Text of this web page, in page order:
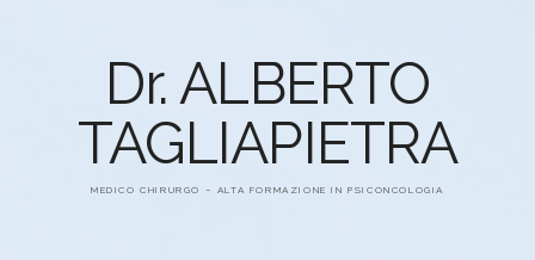
Dr. ALBERTO
TAGLIAPIETRA
MEDICO CHIRURGO – ALTA FORMAZIONE IN PSICONCOLOGIA